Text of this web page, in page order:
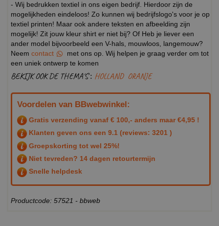
- Wij bedrukken textiel in ons eigen bedrijf. Hierdoor zijn de
mogelijkheden eindeloos! Zo kunnen wij bedrijfslogo's voor je op
textiel printen! Maar ook andere teksten en afbeelding zijn
mogelijk! Zit jouw kleur shirt er niet bij? Of Heb je liever een
ander model bijvoorbeeld een V-hals, mouwloos, langemouw?
Neem contact
met ons op. Wij helpen je graag verder om tot
een uniek ontwerp te komen
BEKIJK OOK DE THEMA'S : HOLLAND ORANJE
Voordelen van BBwebwinkel:
Gratis verzending vanaf € 100,- anders maar €4,95 !
Klanten geven ons een 9.1 (reviews: 3201 )
Groepskorting tot wel 25%!
Niet tevreden? 14 dagen retourtermijn
Snelle helpdesk
Productcode: 57521 - bbweb